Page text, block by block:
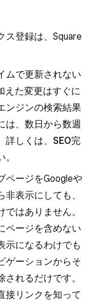
ス登録は、Square
ムで更新されない
えた変更はすぐに
ンジンの検索結果
は、数日から数週
しくは、 SEO完
ページをGoogleや
表示にしても、
はありません。
ページを含めない
示になるわけでも
ゲーションからそ
れるだけです。
接リンクを知って